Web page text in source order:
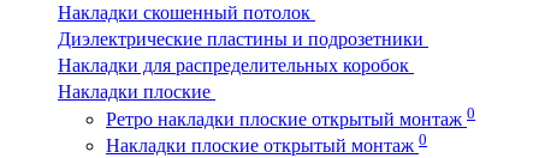
Накладки скошенный потолок
Диэлектрические пластины и подрозетники
Накладки для распределительных коробок
Накладки плоские
Ретро накладки плоские открытый монтаж 0
Накладки плоские открытый монтаж 0